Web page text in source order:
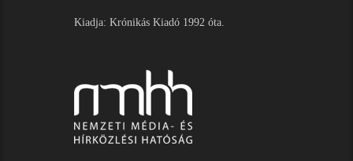
Kiadja: Krónikás Kiadó 1992 óta.